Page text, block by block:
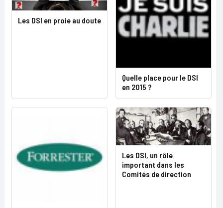
Les DSI en proie au doute
Quelle place pour le DSI
en 2015 ?
Les DSI, un rôle
important dans les
Comités de direction